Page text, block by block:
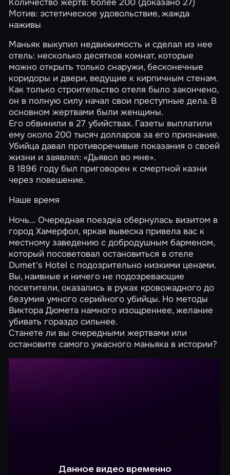
Мотив: эстетическое удовольствие, жажда
наживы
Маньяк выкупил недвижимость и сделал из нее
отель: несколько десятков комнат, которые
можно открыть только снаружи, бесконечные
коридоры и двери, ведущие к кирпичным стенам.
Как только строительство отеля было закончено,
он в полную силу начал свои преступные дела. В
основном жертвами были женщины.
Его обвинили в 27 убийствах. Газеты выплатили
ему около 200 тысяч долларов за его признание.
Убийца давал противоречивые показания о своей
жизни и заявлял: «Дьявол во мне».
В 1896 году был приговорен к смертной казни
через повешение.
Наше время
Ночь… Очередная поездка обернулась визитом в
город Хамерфол, яркая вывеска привела вас к
местному заведению с добродушным барменом,
который посоветовал остановиться в отеле
Dumet's Hotel с подозрительно низкими ценами.
Вы, наивные и ничего не подозревающие
посетители, оказались в руках кровожадного до
безумия умного серийного убийцы. Но методы
Виктора Дюмета намного изощреннее, желание
убивать гораздо сильнее.
Станете ли вы очередными жертвами или
остановите самого ужасного маньяка в истории?